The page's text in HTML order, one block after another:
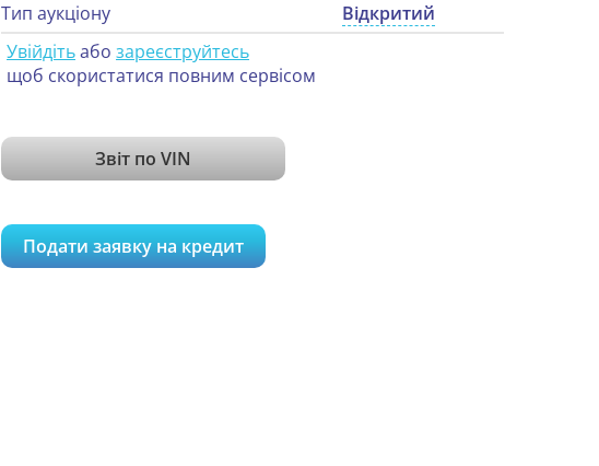
Тип аукціону
Відкритий
Увійдітьабо зареєструйтесь
щоб скористатися повним сервісом
Звіт по VIN
Подати заявку на кредит